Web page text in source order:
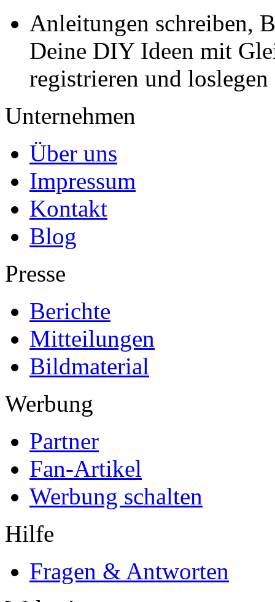
Anleitungen schreiben,
Deine DIY Ideen mit
registrieren und loslegen
Unternehmen
Über uns
Impressum
Kontakt
Blog
Presse
Berichte
Mitteilungen
Bildmaterial
Werbung
Partner
Fan-Artikel
Werbung schalten
Hilfe
Fragen & Antworten